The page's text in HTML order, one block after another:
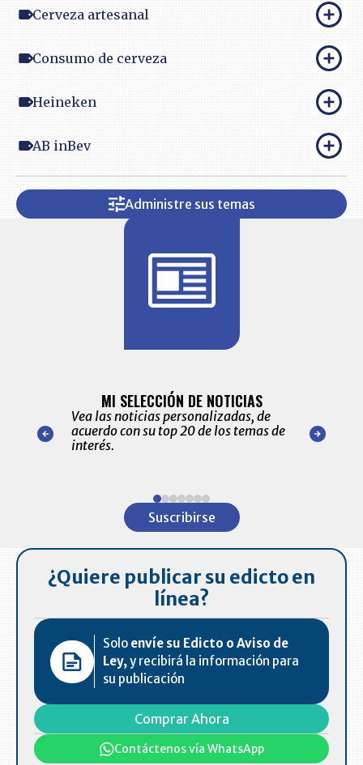
Cerveza artesanal
Consumo de cerveza
Heineken
AB inBev
Administre sus temas
nuestro
para
MI SELECCIÓN DE NOTICIAS
Vea las noticias personalizadas, de
acuerdo con su top 20 de los temas de
interés.
de las
Suscribirse
¿Quiere publicar su edicto en
línea?
Solo envíe su Edicto o Aviso de
Ley,y recibirá la información para
su publicación
Comprar Ahora
Contáctenos vía WhatsApp